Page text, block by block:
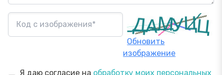
Обновить
изображение
Я даю согласие на обработку моих персональных